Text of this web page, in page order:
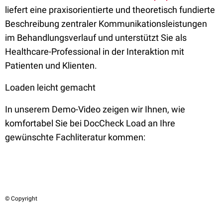
liefert eine praxisorientierte und theoretisch fundierte
Beschreibung zentraler Kommunikationsleistungen
im Behandlungsverlauf und unterstützt Sie als
Healthcare-Professional in der Interaktion mit
Patienten und Klienten.
Loaden leicht gemacht
In unserem Demo-Video zeigen wir Ihnen, wie
komfortabel Sie bei DocCheck Load an Ihre
gewünschte Fachliteratur kommen:
© Copyright